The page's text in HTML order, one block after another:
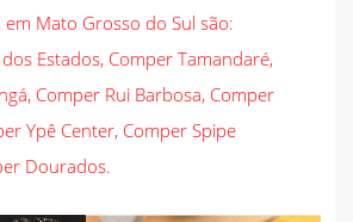
Mato Grosso do Sul são:
Estados, Comper Tamandaré,
Comper Rui Barbosa, Comper
Ypê Center, Comper Spipe
Dourados.